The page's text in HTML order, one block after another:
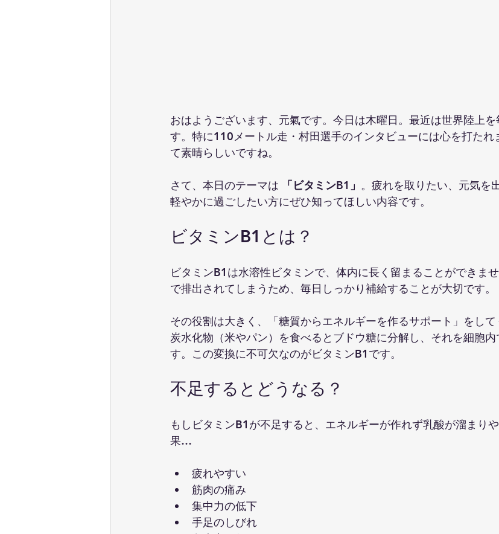
おはようございます、元氣です。今日は木曜日。最近は世界陸上
す。特に110メートル走・村田選手のインタビューには心を打たれ
て素晴らしいですね。
さて、本日のテーマは 「ビタミンB1」 。疲れを取りたい、元気を
軽やかに過ごしたい方にぜひ知ってほしい内容です。
ビタミンB1とは？
ビタミンB1は水溶性ビタミンで、体内に長く留まることができま
で排出されてしまうため、毎日しっかり補給することが大切です。
その役割は大きく、「糖質からエネルギーを作るサポート」をし
炭水化物（米やパン）を食べるとブドウ糖に分解し、それを細胞
す。この変換に不可欠なのがビタミンB1です。
不足するとどうなる？
もしビタミンB1が不足すると、エネルギーが作れず乳酸が溜まり
果…
疲れやすい
筋肉の痛み
集中力の低下
手足のしびれ